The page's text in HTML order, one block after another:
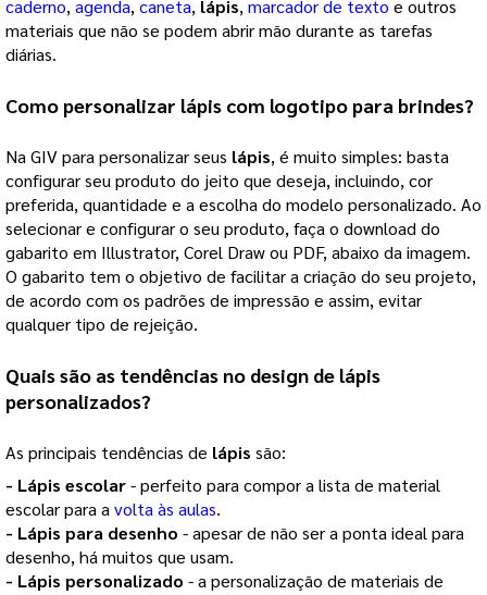
caderno, agenda, caneta, lápis, marcador de texto e outros
materiais que não se podem abrir mão durante as tarefas
diárias.
Como personalizar lápis com logotipo para brindes?
Na GIV para personalizar seus lápis, é muito simples: basta
configurar seu produto do jeito que deseja, incluindo, cor
preferida, quantidade e a escolha do modelo personalizado. Ao
selecionar e configurar o seu produto, faça o download do
gabarito em Illustrator, Corel Draw ou PDF, abaixo da imagem.
O gabarito tem o objetivo de facilitar a criação do seu projeto,
de acordo com os padrões de impressão e assim, evitar
qualquer tipo de rejeição.
Quais são as tendências no design de lápis
personalizados?
As principais tendências de lápis são:
- Lápis escolar - perfeito para compor a lista de material
escolar para a volta às aulas.
- Lápis para desenho - apesar de não ser a ponta ideal para
desenho, há muitos que usam.
- Lápis personalizado